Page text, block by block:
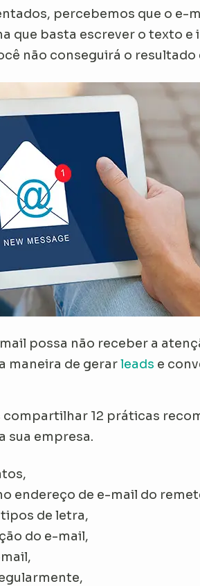
percebemos que o
que basta escrever o texto
não conseguirá o resultado
possa não receber a
maneira de gerarleads e
compartilhar 12 práticas
sua empresa.
endereço de e-mail do
de letra,
do e-mail,